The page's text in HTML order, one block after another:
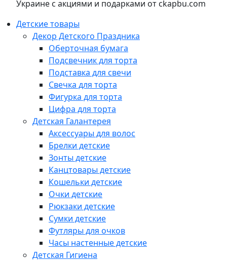
Украине с акциями и подарками от ckapbu.com
Детские товары
Декор Детского Праздника
Оберточная бумага
Подсвечник для торта
Подставка для свечи
Свечка для торта
Фигурка для торта
Цифра для торта
Детская Галантерея
Аксессуары для волос
Брелки детские
Зонты детские
Канцтовары детские
Кошельки детские
Очки детские
Рюкзаки детские
Сумки детские
Футляры для очков
Часы настенные детские
Детская Гигиена